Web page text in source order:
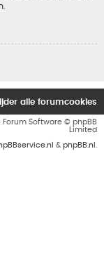
alle forumcookies
Forum Software © phpBB
Limited
& phpBB.nl .